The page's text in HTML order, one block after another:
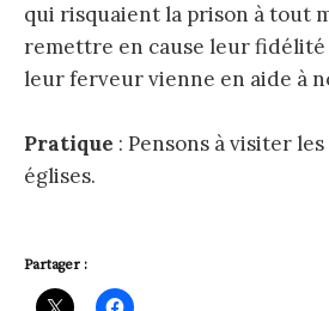
qui risquaient la prison à tout
remettre en cause leur
leur ferveur vienne en aide à
Pratique : Pensons à visiter
églises.
Partager :